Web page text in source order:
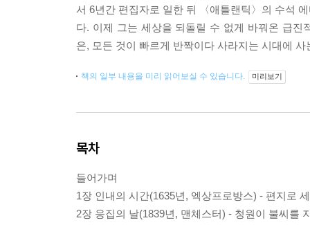
서 6년간 편집자로 일한 뒤 〈애틀랜틱〉의 수석
다. 이제 그는 세상을 되돌릴 수 없게 바꿔온 급
은, 모든 것이 빠르게 반짝이다 사라지는 시대에
책의 일부 내용을 미리 읽어보실 수 있습니다. 미리보기
목차
들어가며
1장 인내의 시간(1635년, 엑상프로방스) - 편지로
2장 응집의 날(1839년, 맨체스터) - 청원이 불씨를